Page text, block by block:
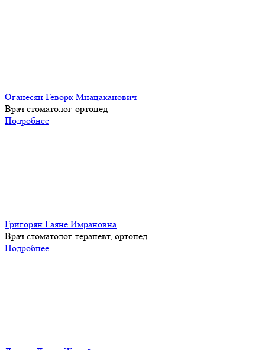
Оганесян Геворк Мнацаканович
Врач стоматолог-ортопед
Подробнее
Григорян Гаяне Имрановна
Врач стоматолог-терапевт, ортопед
Подробнее